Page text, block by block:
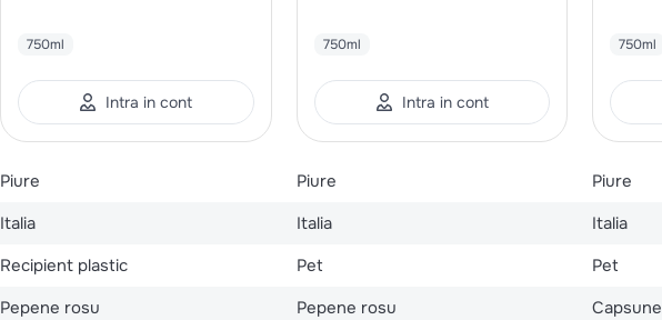
750ml
Intra in cont
750ml
Intra in cont
750ml
Piure Piure Piure
Italia Italia Italia
Recipient plastic Pet Pet
Pepene rosu Pepene rosu Capsune